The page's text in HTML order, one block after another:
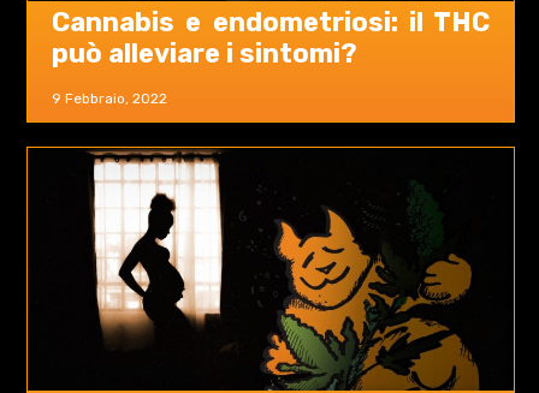
9 Febbraio, 2022
Cannabis e endometriosi: il THC
può alleviare i sintomi?